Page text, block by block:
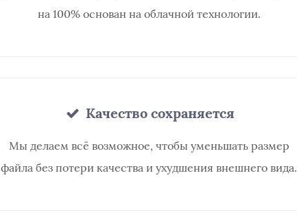
на 100% основан на облачной технологии.
Качество сохраняется
Мы делаем всё возможное, чтобы уменьшать размер
файла без потери качества и ухудшения внешнего вида.